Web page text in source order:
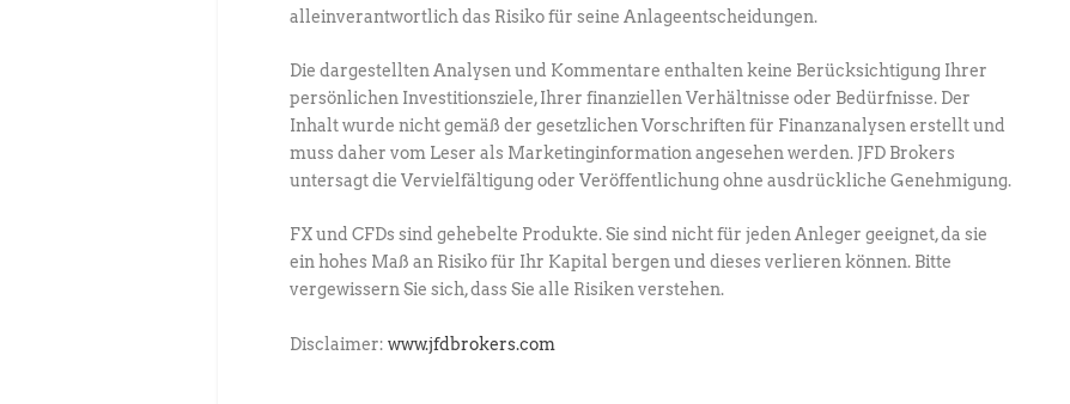
alleinverantwortlich das Risiko für seine Anlageentscheidungen.
Die dargestellten Analysen und Kommentare enthalten keine Berücksichtigung Ihrer
persönlichen Investitionsziele, Ihrer finanziellen Verhältnisse oder Bedürfnisse. Der
Inhalt wurde nicht gemäß der gesetzlichen Vorschriften für Finanzanalysen erstellt und
muss daher vom Leser als Marketinginformation angesehen werden. JFD Brokers
untersagt die Vervielfältigung oder Veröffentlichung ohne ausdrückliche Genehmigung.
FX und CFDs sind gehebelte Produkte. Sie sind nicht für jeden Anleger geeignet, da sie
ein hohes Maß an Risiko für Ihr Kapital bergen und dieses verlieren können. Bitte
vergewissern Sie sich, dass Sie alle Risiken verstehen.
Disclaimer: www.jfdbrokers.com